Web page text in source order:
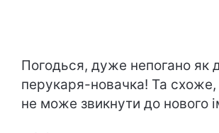
Погодься, дуже непогано як
перукаря-новачка! Та схоже,
не може звикнути до нового